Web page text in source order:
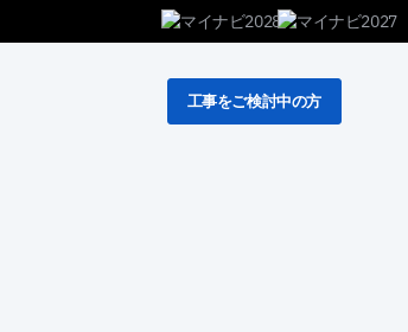
工事をご検討中の方